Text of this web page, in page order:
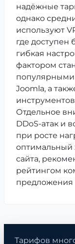
надёжные
однако
используют
где
гибкая
фактором
популярными
Joomla, а
Отдельное
DDoS-атак и
при росте
оптимальный
сайта,
рейтингом
предложения
Тарифов